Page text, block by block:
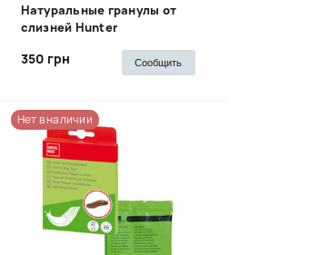
Натуральные гранулы от
слизней Hunter
350 грн Сообщить
Нет в наличии